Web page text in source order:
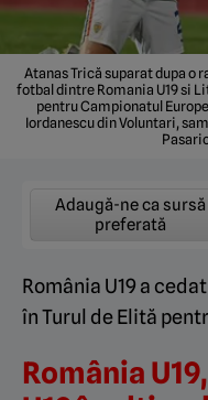
Atanas Trică suparat dupa o
fotbal dintre Romania U19 si
pentru Campionatul
Iordanescu din Voluntari,
Adaugă-ne ca sursă
preferată
România U19 a
în Turul de Elită
România